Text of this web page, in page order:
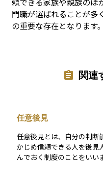
門職が選ばれることが多
の重要な存在となります。
関連
任意後見
任意後見とは、自分の判断
かじめ信頼できる人を後見
んでおく制度のことをいい